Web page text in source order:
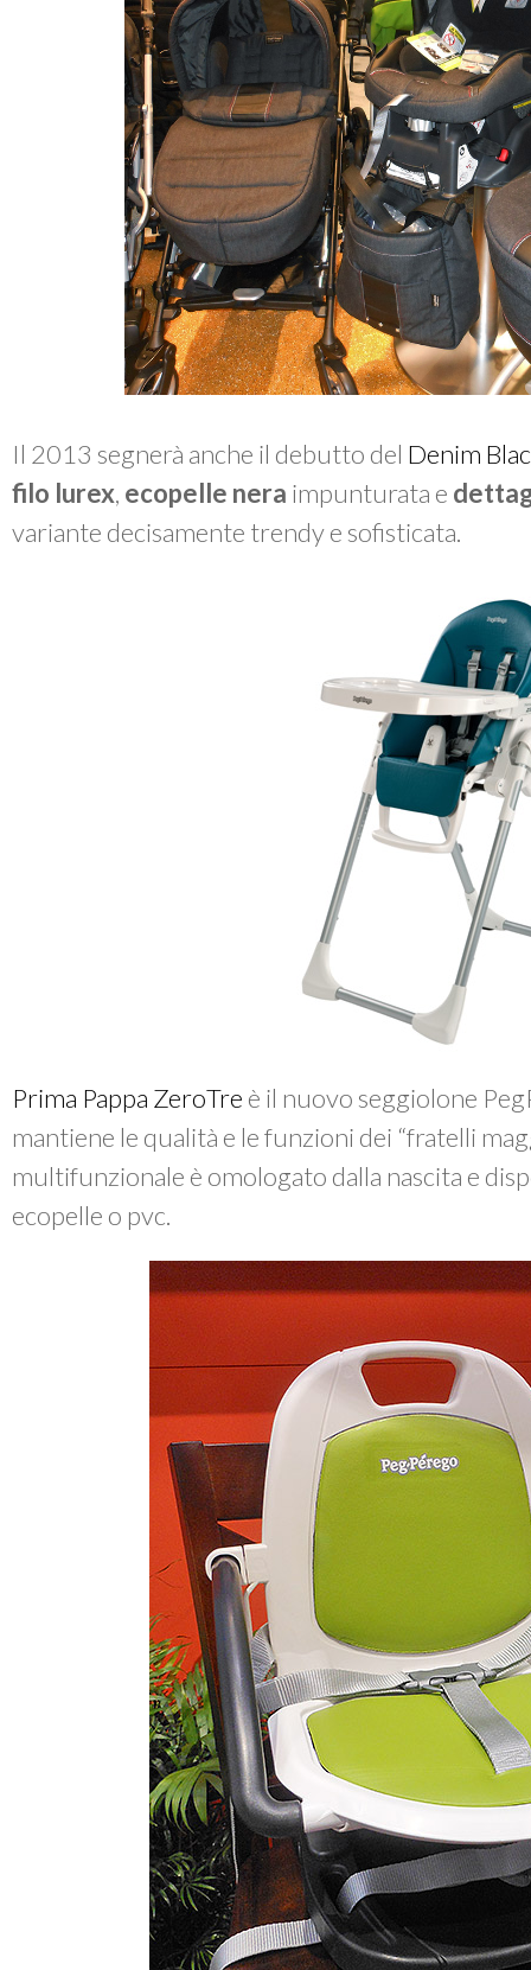
Il 2013 segnerà anche il debutto del Denim
filo lurex, ecopelle nera impunturata e
variante decisamente trendy e sofisticata.
Prima Pappa ZeroTre è il nuovo seggiolone
mantiene le qualità e le funzioni dei “fratelli
multifunzionale è omologato dalla nascita e
ecopelle o pvc.